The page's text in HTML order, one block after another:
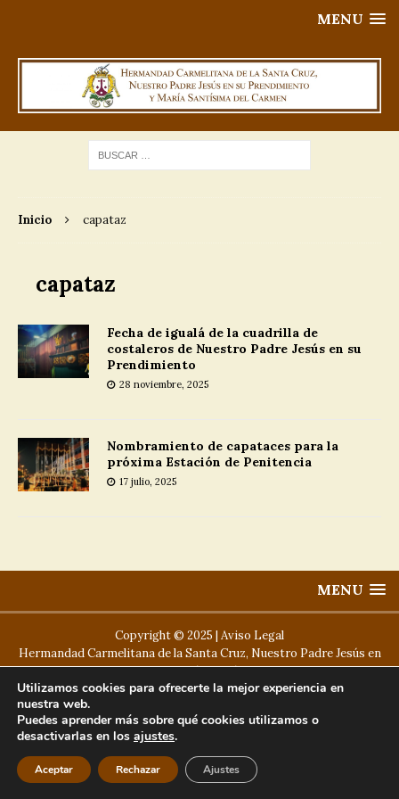
MENU
Inicio capataz
capataz
Fecha de igualá de la cuadrilla de
costaleros de Nuestro Padre Jesús en su
Prendimiento
28 noviembre, 2025
Nombramiento de capataces para la
próxima Estación de Penitencia
17 julio, 2025
MENU
Copyright © 2025 | Aviso Legal
Hermandad Carmelitana de la Santa Cruz, Nuestro Padre Jesús en
su Prendimiento y María Santísima del Carmen.
Utilizamos cookies para ofrecerte la mejor experiencia en
nuestra web.
Puedes aprender más sobre qué cookies utilizamos o
desactivarlas en los ajustes.
Aceptar Rechazar Ajustes